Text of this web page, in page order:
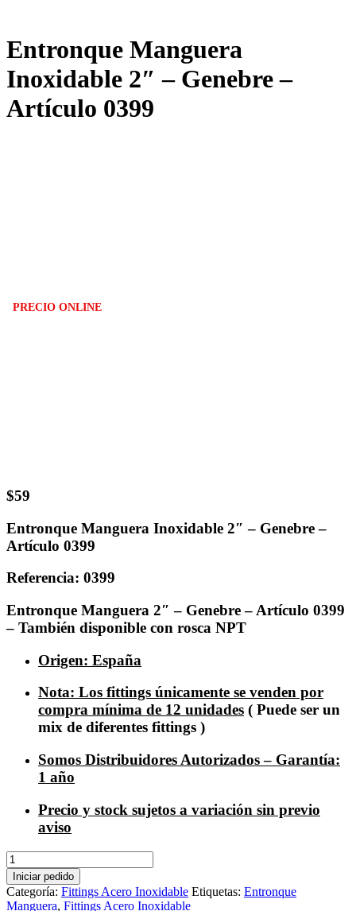
Entronque Manguera
Inoxidable 2″ – Genebre –
Artículo 0399
PRECIO ONLINE
$59
Entronque Manguera Inoxidable 2″ – Genebre –
Artículo 0399
Referencia: 0399
Entronque Manguera 2″ – Genebre – Artículo 0399
– También disponible con rosca NPT
Origen: España
Nota: Los fittings únicamente se venden por
compra mínima de 12 unidades ( Puede ser un
mix de diferentes fittings )
Somos Distribuidores Autorizados – Garantía:
1 año
Precio y stock sujetos a variación sin previo
aviso
Entronque
Manguera
Inoxidable
2"
Iniciar pedido
Categoría: Fittings Acero Inoxidable Etiquetas: Entronque
Manguera, Fittings Acero Inoxidable